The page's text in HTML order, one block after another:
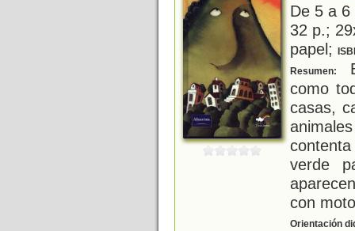
De 5 a
32 p.;
papel;
Resumen:
como
casas,
verde
con
Orientación